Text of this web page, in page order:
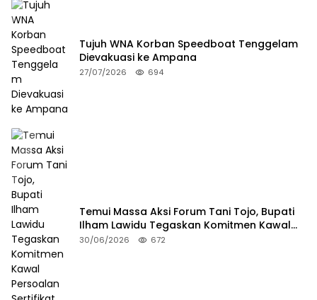
Tujuh WNA Korban Speedboat Tenggelam
Dievakuasi ke Ampana
27/07/2026 694
Temui Massa Aksi Forum Tani Tojo, Bupati
Ilham Lawidu Tegaskan Komitmen Kawal
Persoalan Sertifikat Lahan
30/06/2026 672